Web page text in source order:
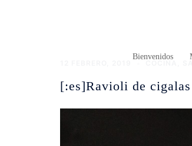
Bienvenidos
[:es]Ravioli de